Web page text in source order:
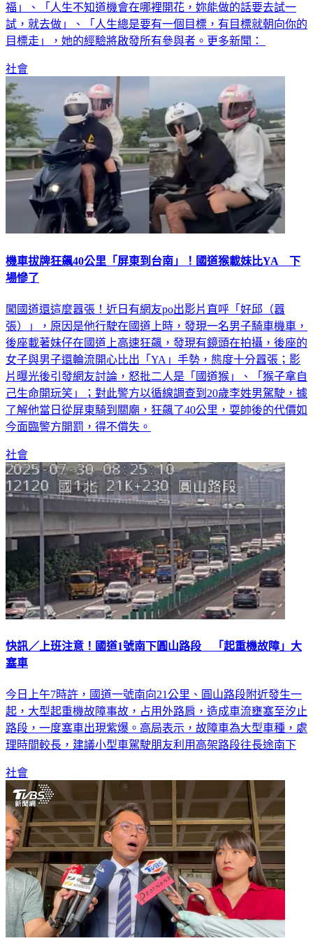
間，都是一顆珍珠，當每個珍珠串起來，人生就會美麗而幸
福」、「人生不知道機會在哪裡開花，妳能做的話要去試一
試，就去做」、「人生總是要有一個目標，有目標就朝向你的
社會
機車拔牌狂飆40公里「屏東到台南」！國道猴載妹比YA 下
闖國道還這麼囂張！近日有網友po出影片直呼「好邱（囂
張）」，原因是他行駛在國道上時，發現一名男子騎車機車，
後座載著妹仔在國道上高速狂飆，發現有鏡頭在拍攝，後座的
女子與男子還輪流開心比出「YA」手勢，態度十分囂張；影
片曝光後引發網友討論，怒批二人是「國道猴」、「猴子拿自
己生命開玩笑」；對此警方以循線調查到20歲李姓男駕駛，據
了解他當日從屏東騎到關廟，狂飆了40公里，耍帥後的代價如
社會
快訊／上班注意！國道1號南下圓山路段 「起重機故障」大
今日上午7時許，國道一號南向21公里、圓山路段附近發生一
起，大型起重機故障事故，占用外路肩，造成車流壅塞至汐止
路段，一度塞車出現紫爆。高局表示，故障車為大型車種，處
社會